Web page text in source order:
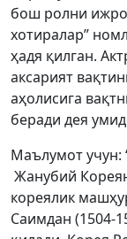
бош ролни ижро
хотиралар”
ҳадя қилган.
аксарият
аҳолисига
беради дея
Маълумот учун:
Жанубий
кореялик
Саимдан (1504-